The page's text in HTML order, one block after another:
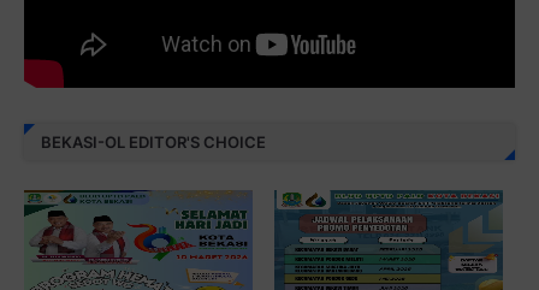
BEKASI-OL EDITOR'S CHOICE